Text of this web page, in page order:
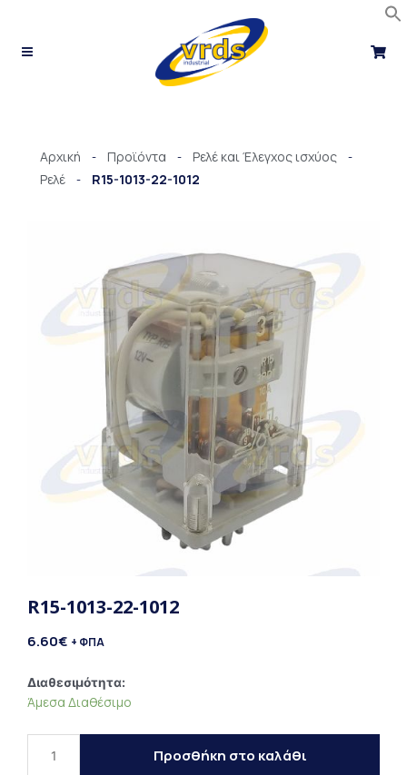
περιεχόμενο
Αρχική - Προϊόντα - Ρελέ και Έλεγχος ισχύος -
Ρελέ - R15-1013-22-1012
R15-1013-22-1012
6.60€ + ΦΠΑ
Διαθεσιμότητα:
Άμεσα Διαθέσιμο
R15-
1013-
ποσότητα
Προσθήκη στο καλάθι